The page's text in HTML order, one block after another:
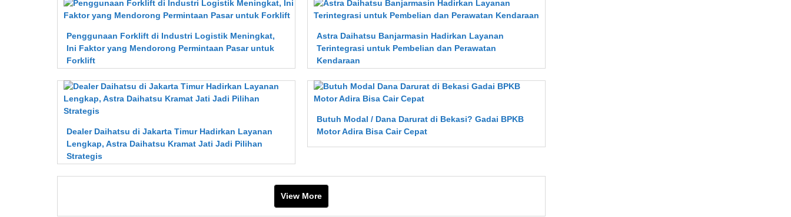
Penggunaan Forklift di Industri Logistik Meningkat,
Ini Faktor yang Mendorong Permintaan Pasar untuk
Forklift
Astra Daihatsu Banjarmasin Hadirkan Layanan
Terintegrasi untuk Pembelian dan Perawatan
Kendaraan
Dealer Daihatsu di Jakarta Timur Hadirkan Layanan
Lengkap, Astra Daihatsu Kramat Jati Jadi Pilihan
Strategis
Butuh Modal / Dana Darurat di Bekasi? Gadai BPKB
Motor Adira Bisa Cair Cepat
View More